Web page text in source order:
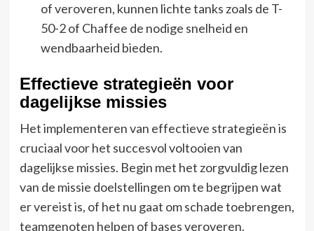
of veroveren, kunnen lichte tanks zoals de T-
50-2 of Chaffee de nodige snelheid en
wendbaarheid bieden.
Effectieve strategieën voor
dagelijkse missies
Het implementeren van effectieve strategieën is
cruciaal voor het succesvol voltooien van
dagelijkse missies. Begin met het zorgvuldig lezen
van de missie doelstellingen om te begrijpen wat
er vereist is, of het nu gaat om schade toebrengen,
teamgenoten helpen of bases veroveren.